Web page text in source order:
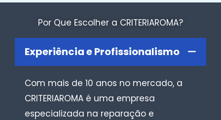
Por Que Escolher a CRITERIAROMA?
Experiência e Profissionalismo
Com mais de 10 anos no mercado, a
CRITERIAROMA é uma empresa
especializada na reparação e